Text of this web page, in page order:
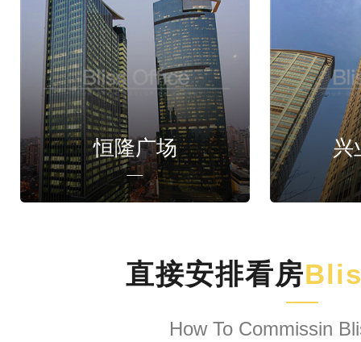
恒隆广场 兴
直接安排看房
How To Commissin